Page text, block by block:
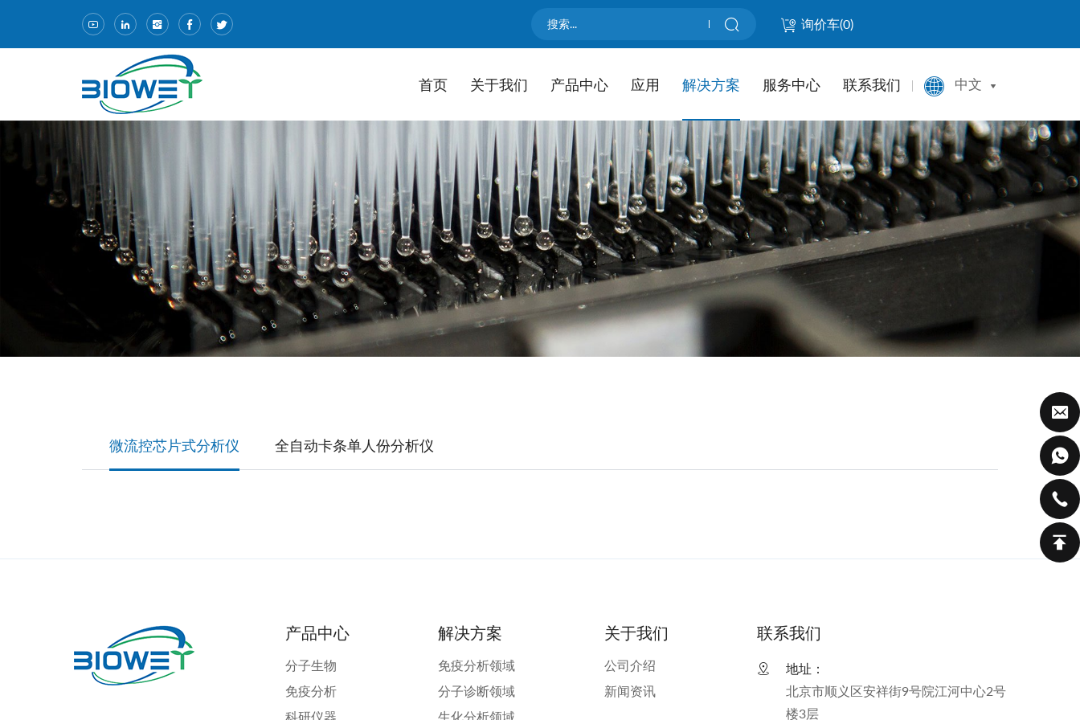
询价车(0)
首页 关于我们 产品中心 应用 解决方案 服务中心 联系我们 中文
微流控芯片式分析仪 全自动卡条单人份分析仪
产品中心
分子生物
免疫分析
科研仪器
解决方案
免疫分析领域
分子诊断领域
生化分析领域
关于我们
公司介绍
新闻资讯
联系我们
地址：
北京市顺义区安祥街9号院江河中心2号
楼3层